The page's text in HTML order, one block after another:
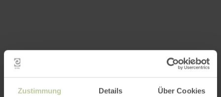
Zustimmung Details Über Cookies